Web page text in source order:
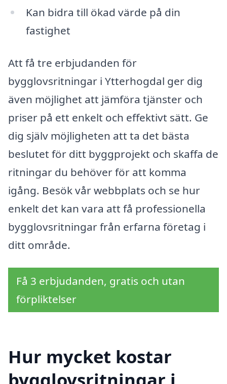
Kan bidra till ökad värde på din
fastighet
Att få tre erbjudanden för
bygglovsritningar i Ytterhogdal ger dig
även möjlighet att jämföra tjänster och
priser på ett enkelt och effektivt sätt. Ge
dig själv möjligheten att ta det bästa
beslutet för ditt byggprojekt och skaffa de
ritningar du behöver för att komma
igång. Besök vår webbplats och se hur
enkelt det kan vara att få professionella
bygglovsritningar från erfarna företag i
ditt område.
Få 3 erbjudanden, gratis och utan
förpliktelser
Hur mycket kostar